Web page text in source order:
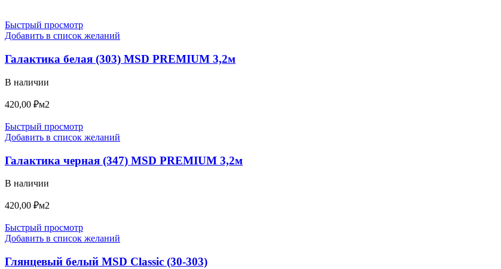
Быстрый просмотр
Добавить в список желаний
Галактика белая (303) MSD PREMIUM 3,2м
В наличии
420,00 ₽м2
Быстрый просмотр
Добавить в список желаний
Галактика черная (347) MSD PREMIUM 3,2м
В наличии
420,00 ₽м2
Быстрый просмотр
Добавить в список желаний
Глянцевый белый MSD Classic (30-303)